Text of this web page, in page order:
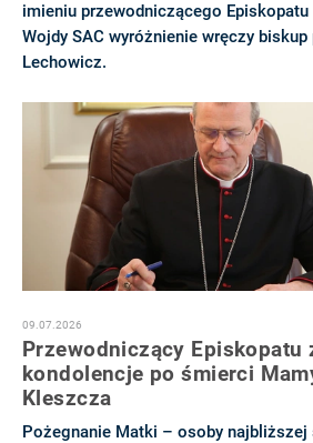
imieniu przewodniczącego
Wojdy SAC wyróżnienie wręczy biskup
Lechowicz.
09.07.2026
Przewodniczący Episkopatu
kondolencje po śmierci
Kleszcza
Pożegnanie Matki – osoby